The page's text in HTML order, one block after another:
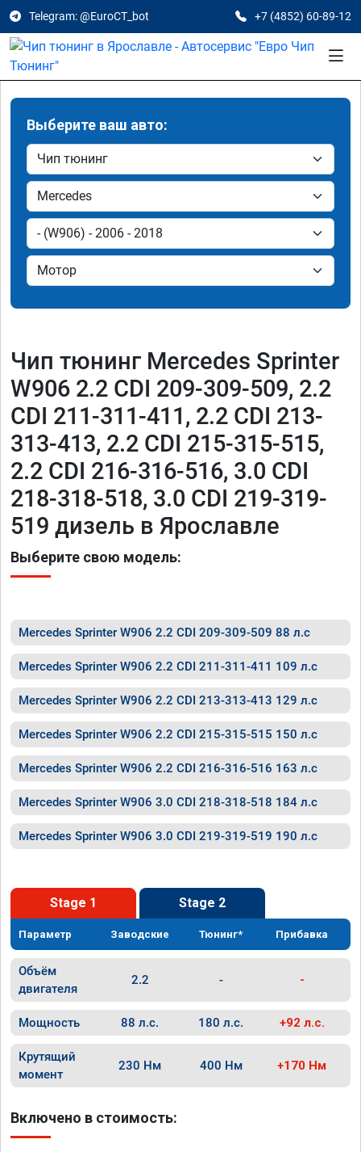
Telegram: @EuroCT_bot +7 (4852) 60-89-12
Выберите ваш авто:
Чип тюнинг Mercedes Sprinter
W906 2.2 CDI 209-309-509, 2.2
CDI 211-311-411, 2.2 CDI 213-
313-413, 2.2 CDI 215-315-515,
2.2 CDI 216-316-516, 3.0 CDI
218-318-518, 3.0 CDI 219-319-
519 дизель в Ярославле
Выберите свою модель:
Mercedes Sprinter W906 2.2 CDI 209-309-509 88 л.с
Mercedes Sprinter W906 2.2 CDI 211-311-411 109 л.с
Mercedes Sprinter W906 2.2 CDI 213-313-413 129 л.с
Mercedes Sprinter W906 2.2 CDI 215-315-515 150 л.с
Mercedes Sprinter W906 2.2 CDI 216-316-516 163 л.с
Mercedes Sprinter W906 3.0 CDI 218-318-518 184 л.с
Mercedes Sprinter W906 3.0 CDI 219-319-519 190 л.с
Stage 1 Stage 2
Параметр Заводские Тюнинг* Прибавка
Объём
двигателя
2.2 - -
Мощность 88 л.с. 180 л.с. +92 л.с.
Крутящий
момент
230 Нм 400 Нм +170 Нм
Включено в стоимость: